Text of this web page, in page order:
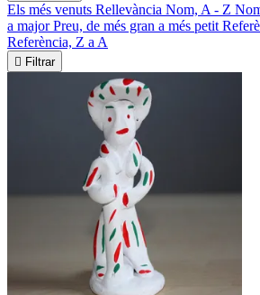
Els més venuts Rellevància Nom, A - Z
a majorPreu, de més gran a més petit
Referència, Z a A
 Filtrar